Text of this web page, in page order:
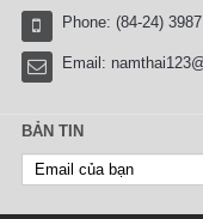
Phone: (84-24)
Email:
BẢN TIN